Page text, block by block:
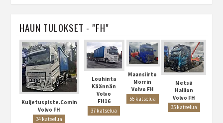
HAUN TULOKSET - "FH"
Kuljetuspiste.Comin
Volvo FH
34 katselua
Louhinta
Käännän
Volvo
FH16
37 katselua
Maansiirto
Morrin
Volvo FH
56 katselua
Metsä
Hallion
Volvo FH
35 katselua